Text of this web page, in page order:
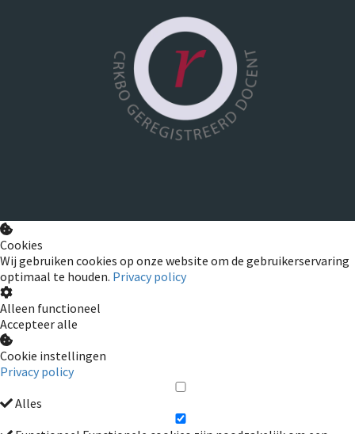
Cookies
Wij gebruiken cookies op onze website om de gebruikerservaring
optimaal te houden. Privacy policy
Alleen functioneel
Accepteer alle
Cookie instellingen
Privacy policy
Alles